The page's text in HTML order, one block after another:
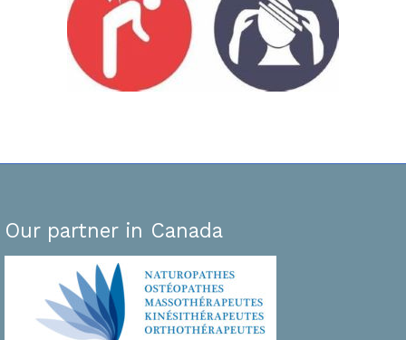
Our partner in Canada